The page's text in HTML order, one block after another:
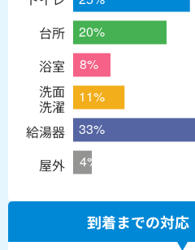
台所
浴室
洗面
洗濯
給湯器
屋外
到着までの対応